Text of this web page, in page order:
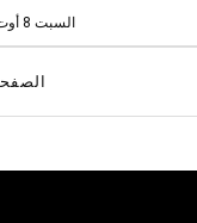
السبت 8 أوت 2026